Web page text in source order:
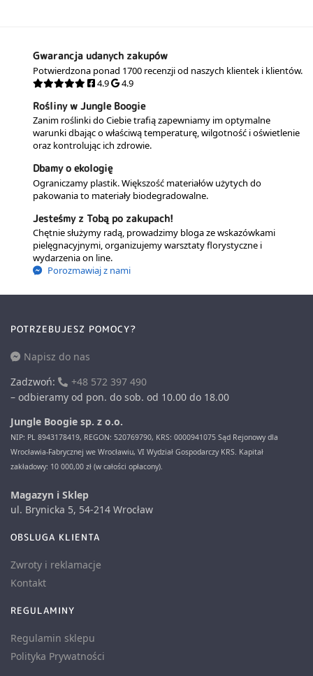
Gwarancja udanych zakupów
Potwierdzona ponad 1700 recenzji od naszych klientek i klientów.
4.9
4.9
Rośliny w Jungle Boogie
Zanim roślinki do Ciebie trafią zapewniamy im optymalne
warunki dbając o właściwą temperaturę, wilgotność i oświetlenie
oraz kontrolując ich zdrowie.
Dbamy o ekologię
Ograniczamy plastik. Większość materiałów użytych do
pakowania to materiały biodegradowalne.
Jesteśmy z Tobą po zakupach!
Chętnie służymy radą, prowadzimy bloga ze wskazówkami
pielęgnacyjnymi, organizujemy warsztaty florystyczne i
wydarzenia on line.
Porozmawiaj z nami
POTRZEBUJESZ POMOCY?
Napisz do nas
Zadzwoń:
+48 572 397 490
– odbieramy od pon. do sob. od 10.00 do 18.00
Jungle Boogie sp. z o.o.
NIP: PL 8943178419, REGON: 520769790, KRS: 0000941075 Sąd Rejonowy dla
Wrocławia-Fabrycznej we Wrocławiu, VI Wydział Gospodarczy KRS. Kapitał
zakładowy: 10 000,00 zł (w całości opłacony).
Magazyn i Sklep
ul. Brynicka 5, 54-214 Wrocław
OBSLUGA KLIENTA
Zwroty i reklamacje
Kontakt
REGULAMINY
Regulamin sklepu
Polityka Prywatności